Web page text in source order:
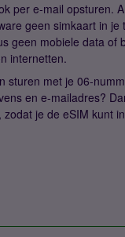
per e-mail opsturen.
geen simkaart in
geen mobiele data of
internetten.
sturen met je 06-
en e-mailadres?
je de eSIM kunt